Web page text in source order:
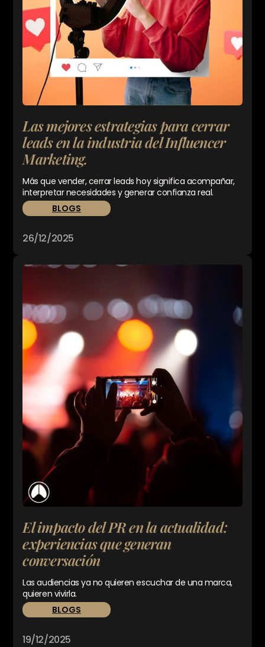
Las mejores estrategias para cerrar
leads en la industria del Influencer
Marketing.
Más que vender, cerrar leads hoy significa acompañar,
interpretar necesidades y generar confianza real.
BLOGS
26/12/2025
El impacto del PR en la actualidad:
experiencias que generan
conversación
Las audiencias ya no quieren escuchar de una marca,
quieren vivirla.
BLOGS
19/12/2025